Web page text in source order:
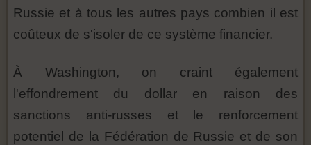
Russie et à tous les autres pays combien il est
coûteux de s'isoler de ce système financier.
À Washington, on craint également
l'effondrement du dollar en raison des
sanctions anti-russes et le renforcement
potentiel de la Fédération de Russie et de son